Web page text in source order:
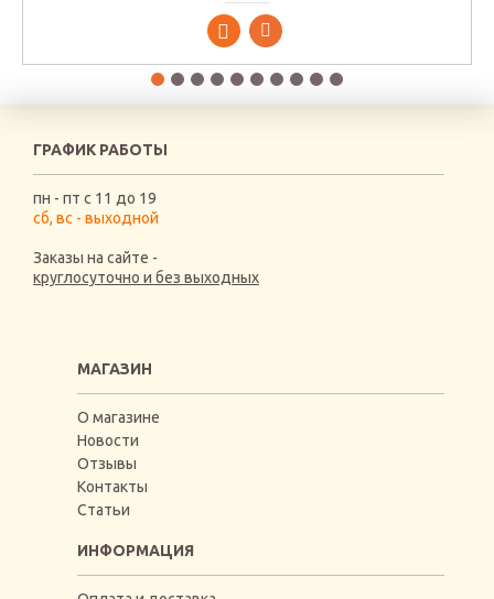
ГРАФИК РАБОТЫ
пн - пт с 11 до 19
сб, вс - выходной
Заказы на сайте -
круглосуточно и без выходных
МАГАЗИН
О магазине
Новости
Отзывы
Контакты
Статьи
ИНФОРМАЦИЯ